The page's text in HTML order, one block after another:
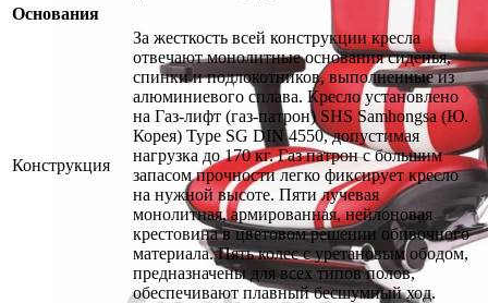
Основания
Конструкция
За жесткость всей конструкции кресла
отвечают монолитные основания сиденья,
спинки и подлокотников, выполненные из
алюминиевого сплава. Кресло установлено
на Газ-лифт (газ-патрон) SHS Samhongsa (Ю.
Корея) Type SG DIN 4550, допустимая
нагрузка до 170 кг. Газ патрон с большим
запасом прочности легко фиксирует кресло
на нужной высоте. Пяти лучевая
монолитная, армированная, нейлоновая
крестовина в цветовом решении обивочного
материала. Пять колес с уретановым ободом,
предназначены для всех типов полов,
обеспечивают плавный бесшумный ход.